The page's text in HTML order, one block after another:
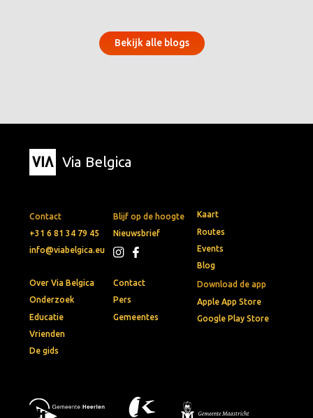
Bekijk alle blogs
Via Belgica
Contact
+31 6 81 34 79 45
info@viabelgica.eu
Blijf op de hoogte
Nieuwsbrief
Download de app
Apple App Store
Google Play Store
Kaart
Routes
Events
Blog
Over Via Belgica
Onderzoek
Educatie
Vrienden
De gids
Contact
Pers
Gemeentes